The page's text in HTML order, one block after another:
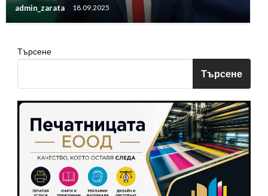
admin_zarata 18.09.2025
Търсене
Търсене